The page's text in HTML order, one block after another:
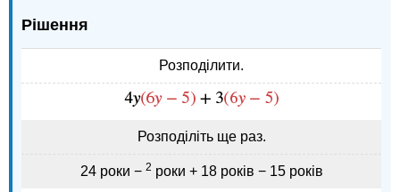
Рішення
Розподілити.
Розподіліть ще раз.
24 роки − 2 роки + 18 років − 15 років